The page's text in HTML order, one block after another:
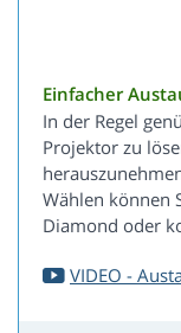
Einfacher
In der Regel
Projektor zu
Wählen können
Diamond oder
VIDEO -